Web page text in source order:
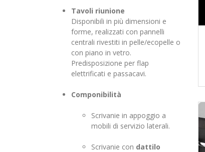
Tavoli riunione
Disponibili in più dimensioni e
forme, realizzati con pannelli
centrali rivestiti in pelle/ecopelle o
con piano in vetro.
Predisposizione per flap
elettrificati e passacavi.
Componibilità
Scrivanie in appoggio a
mobili di servizio laterali.
Scrivanie con dattilo